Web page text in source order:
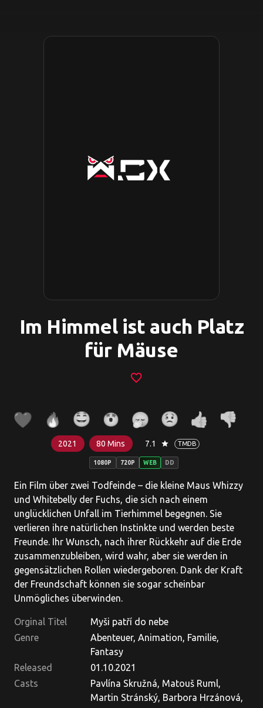
Im Himmel ist auch Platz
für Mäuse
favorite_border
2021 80 Mins 7.1 star TMDB
1080P 720P WEB DD
Ein Film über zwei Todfeinde – die kleine Maus Whizzy
und Whitebelly der Fuchs, die sich nach einem
unglücklichen Unfall im Tierhimmel begegnen. Sie
verlieren ihre natürlichen Instinkte und werden beste
Freunde. Ihr Wunsch, nach ihrer Rückkehr auf die Erde
zusammenzubleiben, wird wahr, aber sie werden in
gegensätzlichen Rollen wiedergeboren. Dank der Kraft
der Freundschaft können sie sogar scheinbar
Unmögliches überwinden.
Orginal Titel
Myši patří do nebe
Genre
Abenteuer, Animation, Familie,
Fantasy
Released
01.10.2021
Casts
Pavlína Skružná, Matouš Ruml,
Martin Stránský, Barbora Hrzánová,